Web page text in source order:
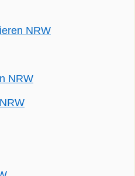
NRW
NRW